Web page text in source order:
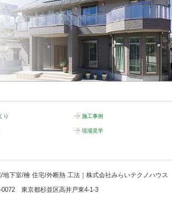
り 施工事例
現場見学
下室/檜 住宅/外断熱 工法｜株式会社みらいテクノハウス
0072 東京都杉並区高井戸東4-1-3